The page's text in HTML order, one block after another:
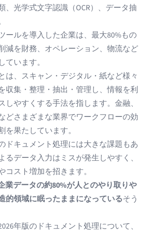
、光学式文字認識（OCR）、データ抽
ールを導入した企業は、最大80%もの
減を財務、オペレーション、物流など
います。
は、スキャン・デジタル・紙など様々
収集・整理・抽出・管理し、情報を利
しやすくする手法を指します。金融、
どさまざまな業界でワークフローの効
果たしています。
ドキュメント処理には大きな課題もあ
るデータ入力はミスが発生しやすく、
コスト増加を招きます。
業データの約80%が人とのやり取りや
的領域に眠ったままになっているそう
年版のドキュメント処理について、